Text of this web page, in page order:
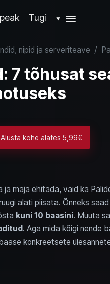
Tugi ▼
nipid ja serveriteave /
7 tõhusat
kohe alates 5,99€
ja maja ehitada, vaid ka
alati piisata. Õnneks saad
kuni 10 baasini. Muuta
. Aga mida kõigi nende
konkreetsete